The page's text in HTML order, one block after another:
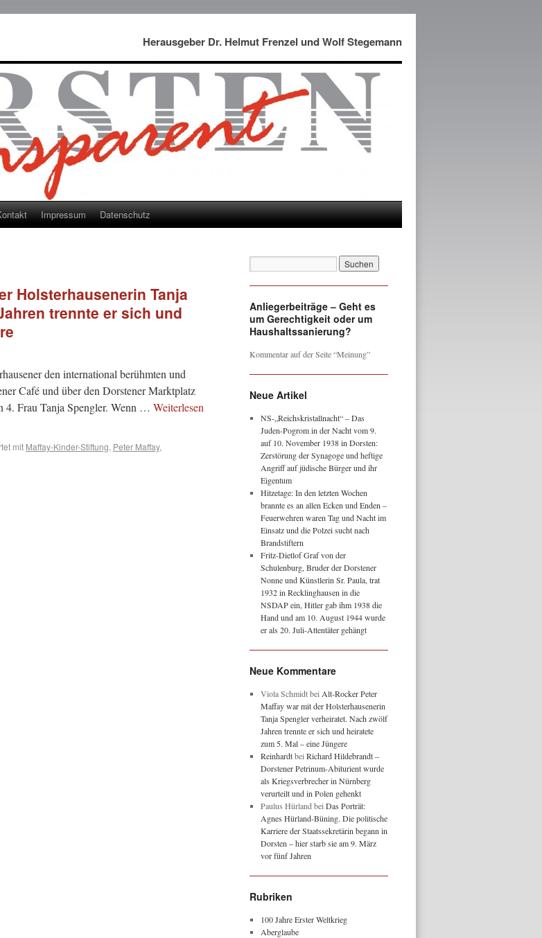
Herausgeber Dr. Helmut Frenzel und Wolf Stegemann
Impressum Datenschutz
Holsterhausenerin Tanja
trennte er sich und
den international berühmten und
Café und über den Dorstener Marktplatz
4. Frau Tanja Spengler. Wenn … Weiterlesen
mit Maffay-Kinder-Stiftung, Peter Maffay,
Anliegerbeiträge – Geht es
um Gerechtigkeit oder um
Haushaltssanierung?
Kommentar auf der Seite “Meinung”
Neue Artikel
NS-„Reichskristallnacht“ – Das
Juden-Pogrom in der Nacht vom 9.
auf 10. November 1938 in Dorsten:
Zerstörung der Synagoge und heftige
Angriff auf jüdische Bürger und ihr
Eigentum
Hitzetage: In den letzten Wochen
brannte es an allen Ecken und Enden –
Feuerwehren waren Tag und Nacht im
Einsatz und die Polzei sucht nach
Brandstiftern
Fritz-Dietlof Graf von der
Schulenburg, Bruder der Dorstener
Nonne und Künstlerin Sr. Paula, trat
1932 in Recklinghausen in die
NSDAP ein, Hitler gab ihm 1938 die
Hand und am 10. August 1944 wurde
er als 20. Juli-Attentäter gehängt
Neue Kommentare
Viola Schmidtbei Alt-Rocker Peter
Maffay war mit der Holsterhausenerin
Tanja Spengler verheiratet. Nach zwölf
Jahren trennte er sich und heiratete
zum 5. Mal – eine Jüngere
Reinhardtbei Richard Hildebrandt –
Dorstener Petrinum-Abiturient wurde
als Kriegsverbrecher in Nürnberg
verurteilt und in Polen gehenkt
Paulus Hürland bei Das Porträt:
Agnes Hürland-Büning. Die politische
Karriere der Staatssekretärin begann in
Dorsten – hier starb sie am 9. März
vor fünf Jahren
Rubriken
100 Jahre Erster Weltkrieg
Aberglaube